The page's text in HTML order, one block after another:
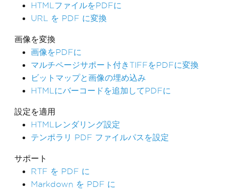
HTMLファイルをPDFに
URL を PDF に変換
画像を変換
画像をPDFに
マルチページサポート付きTIFFをPDFに変換
ビットマップと画像の埋め込み
HTMLにバーコードを追加してPDFに
設定を適用
HTMLレンダリング設定
テンポラリ PDF ファイルパスを設定
サポート
RTF を PDF に
Markdown を PDF に